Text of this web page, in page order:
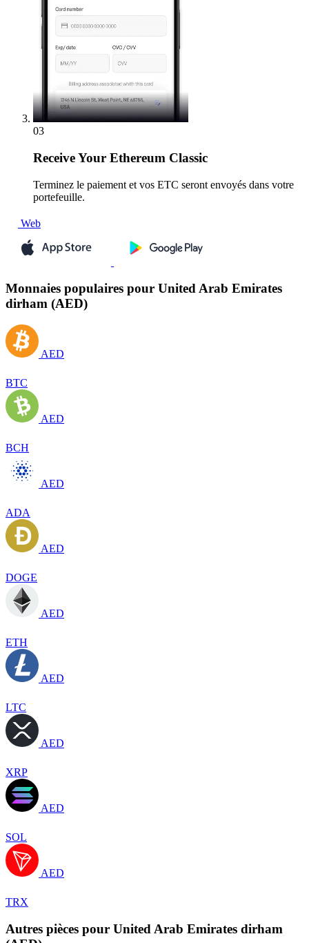
03
ReceiveYour Ethereum Classic
Terminez le paiement et vos ETC seront envoyés dans votre
portefeuille.
Web
Monnaies populaires pour United Arab Emirates
dirham (AED)
AED
BTC
AED
BCH
AED
ADA
AED
DOGE
AED
ETH
AED
LTC
AED
XRP
AED
SOL
AED
TRX
Autres pièces pour United Arab Emirates dirham